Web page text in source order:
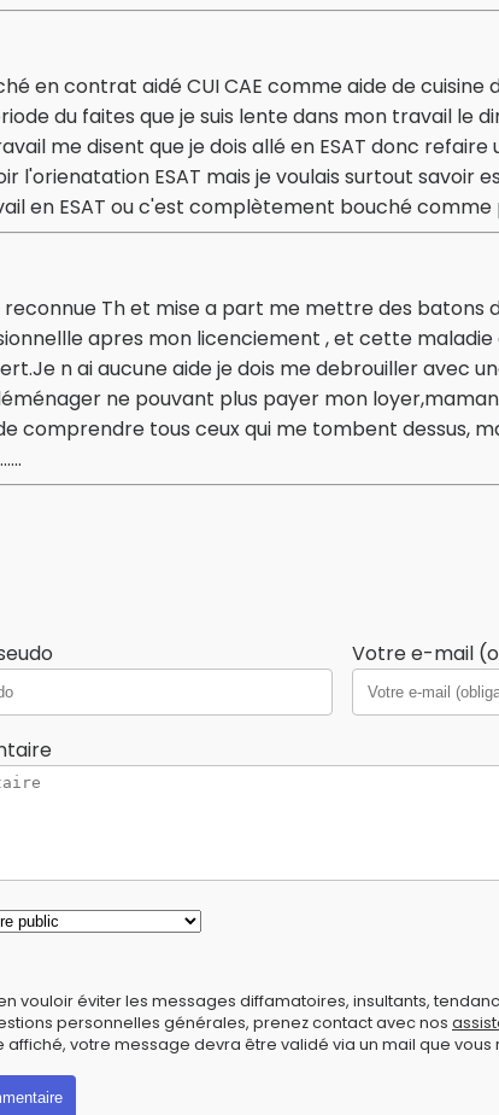
en contrat aidé CUI CAE comme aide de
du faites que je suis lente dans mon travail le
me disent que je dois allé en ESAT donc
l'orienatation ESAT mais je voulais surtout savoir
en ESAT ou c'est complètement bouché comme
reconnue Th et mise a part me mettre des batons
apres mon licenciement , et cette maladie
n ai aucune aide je dois me debrouiller avec
ne pouvant plus payer mon
comprendre tous ceux qui me tombent dessus,
Votre e-mail
vouloir éviter les messages diffamatoires, insultants,
personnelles générales, prenez contact avec nos
affiché, votre message devra être validé via un mail que vous